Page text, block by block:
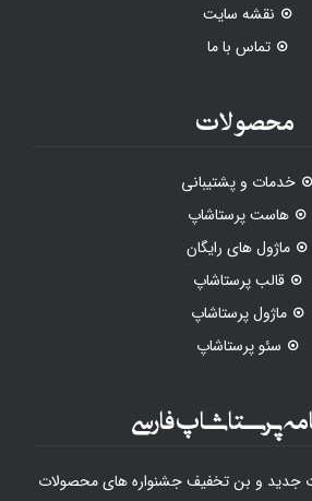
نقشه سایت
تماس با ما
محصولات
خدمات و پشتیبانی
هاست پرستاشاپ
ماژول های رایگان
قالب پرستاشاپ
ماژول پرستاشاپ
سئو پرستاشاپ
پرستاشاپ فارسی
جدید و بن تخفیف جشنواره های محصولات